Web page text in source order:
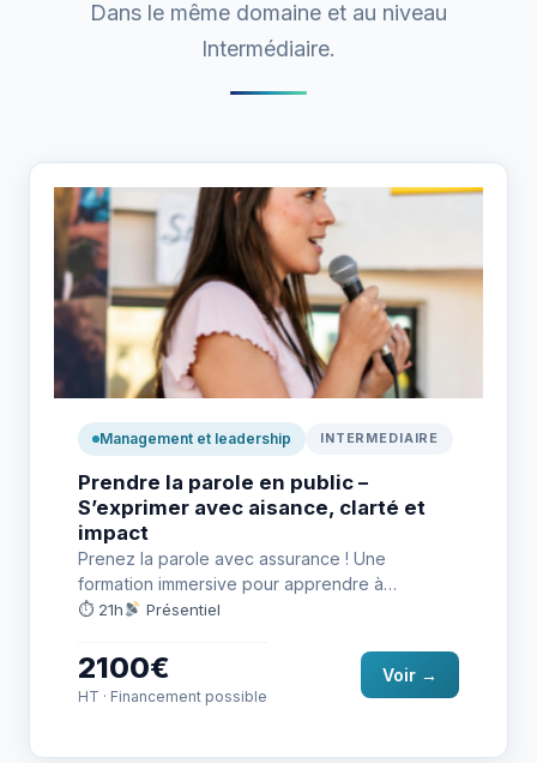
Dans le même domaine et au niveau
Intermédiaire.
Management et leadership INTERMEDIAIRE
Prendre la parole en public –
S’exprimer avec aisance, clarté et
impact
Prenez la parole avec assurance ! Une
formation immersive pour apprendre à
s’exprimer avec clarté, impact et naturel,…
⏱ 21h Présentiel
2100€
HT · Financement possible
Voir →